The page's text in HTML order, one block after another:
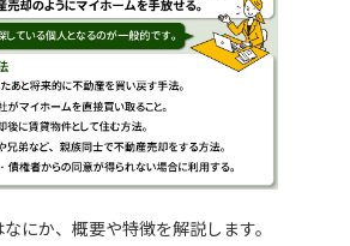
にか、概要や特徴を解説します。